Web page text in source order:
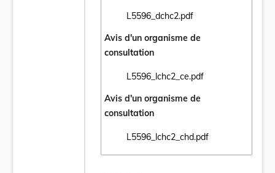
L5596_dchc2.pdf
Ouvrir le document L5596_dchc2.pdf
Avis d'un organisme de
consultation
L5596_lchc2_ce.pdf
Ouvrir le document L5596_lchc2_ce.pdf
Avis d'un organisme de
consultation
L5596_lchc2_chd.pdf
Ouvrir le document L5596_lchc2_chd.pdf